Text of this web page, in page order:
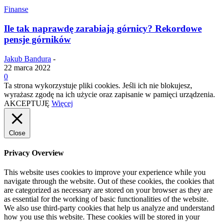
Finanse
Ile tak naprawdę zarabiają górnicy? Rekordowe
pensje górników
Jakub Bandura -
22 marca 2022
0
Ta strona wykorzystuje pliki cookies. Jeśli ich nie blokujesz,
wyrażasz zgodę na ich użycie oraz zapisanie w pamięci urządzenia.
AKCEPTUJĘ Więcej
Close
Privacy Overview
This website uses cookies to improve your experience while you
navigate through the website. Out of these cookies, the cookies that
are categorized as necessary are stored on your browser as they are
as essential for the working of basic functionalities of the website.
We also use third-party cookies that help us analyze and understand
how you use this website. These cookies will be stored in your